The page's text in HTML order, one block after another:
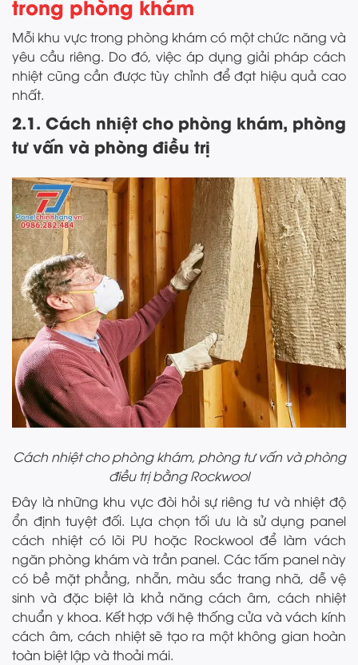
trong phòng khám
Mỗi khu vực trong phòng khám có một chức năng và
yêu cầu riêng. Do đó, việc áp dụng giải pháp cách
nhiệt cũng cần được tùy chỉnh để đạt hiệu quả cao
nhất.
2.1. Cách nhiệt cho phòng khám, phòng
tư vấn và phòng điều trị
Cách nhiệt cho phòng khám, phòng tư vấn và phòng
điều trị bằng Rockwool
Đây là những khu vực đòi hỏi sự riêng tư và nhiệt độ
ổn định tuyệt đối. Lựa chọn tối ưu là sử dụng panel
cách nhiệt có lõi PU hoặc Rockwool để làm vách
ngăn phòng khám và trần panel. Các tấm panel này
có bề mặt phẳng, nhẵn, màu sắc trang nhã, dễ vệ
sinh và đặc biệt là khả năng cách âm, cách nhiệt
chuẩn y khoa. Kết hợp với hệ thống cửa và vách kính
cách âm, cách nhiệt sẽ tạo ra một không gian hoàn
toàn biệt lập và thoải mái.